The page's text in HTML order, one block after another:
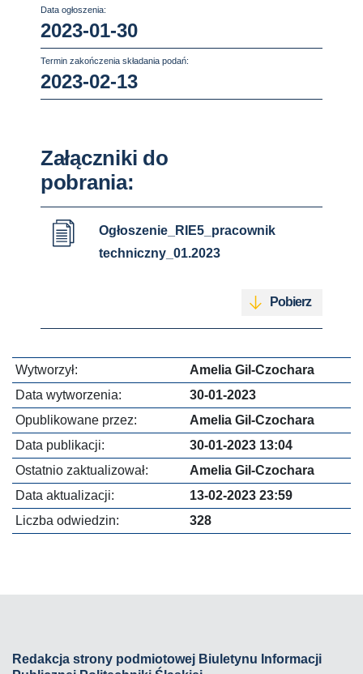
Data ogłoszenia:
2023-01-30
Termin zakończenia składania podań:
2023-02-13
Załączniki do
pobrania:
Ogłoszenie_RIE5_pracownik
techniczny_01.2023
Pobierz
Wytworzył:
Amelia Gil-Czochara
Data wytworzenia:
30-01-2023
Opublikowane przez:
Amelia Gil-Czochara
Data publikacji:
30-01-2023 13:04
Ostatnio zaktualizował:
Amelia Gil-Czochara
Data aktualizacji:
13-02-2023 23:59
Liczba odwiedzin:
328
Redakcja strony podmiotowej Biuletynu Informacji